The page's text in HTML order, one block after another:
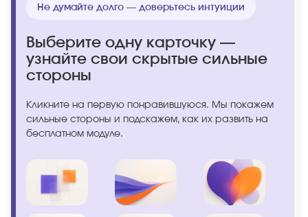
Не думайте долго — доверьтесь интуиции
Выберите одну карточку —
узнайте свои скрытые сильные
стороны
Кликните на первую понравившуюся. Мы покажем
сильные стороны и подскажем, как их развить на
бесплатном модуле.